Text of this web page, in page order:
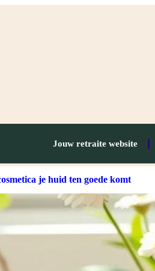
Jouw retraite website
je huid ten goede komt